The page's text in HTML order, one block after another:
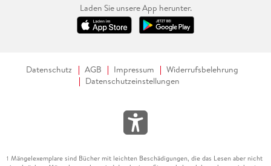
Laden Sie unsere App herunter.
Datenschutz AGB Impressum
Widerrufsbelehrung
Datenschutzeinstellungen
1 Mängelexemplare sind Bücher mit leichten Beschädigungen, die das Lesen aber nicht